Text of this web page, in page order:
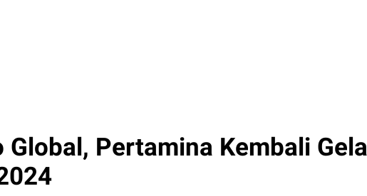
Global, Pertamina Kembali